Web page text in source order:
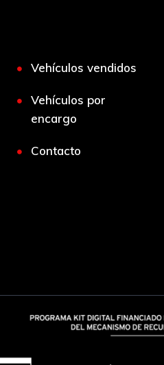
Vehículos vendidos
Vehículos por
encargo
Contacto